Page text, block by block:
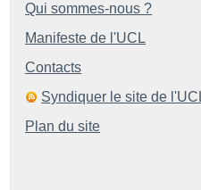
Qui sommes-nous ?
Manifeste de l'UCL
Contacts
Syndiquer le site de
Plan du site